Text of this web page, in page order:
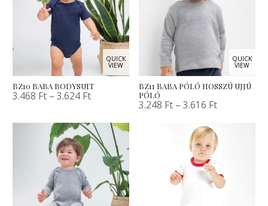
QUICK
VIEW
BZ10 BABA BODYSUIT
3.468 Ft –3.624 Ft
QUICK
VIEW
BZ11 BABA PÓLÓ HOSSZÚ UJJÚ
PÓLÓ
3.248 Ft –3.616 Ft